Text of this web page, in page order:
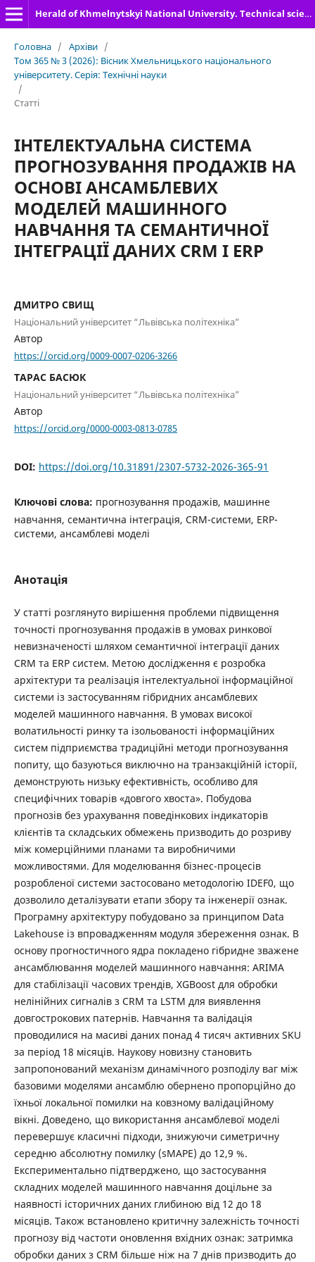
Herald of Khmelnytskyi National University. Technical sciences
Головна / Архіви /
Том 365 № 3 (2026): Вісник Хмельницького національного
університету. Серія: Технічні науки
/
Статті
ІНТЕЛЕКТУАЛЬНА СИСТЕМА
ПРОГНОЗУВАННЯ ПРОДАЖІВ НА
ОСНОВІ АНСАМБЛЕВИХ
МОДЕЛЕЙ МАШИННОГО
НАВЧАННЯ ТА СЕМАНТИЧНОЇ
ІНТЕГРАЦІЇ ДАНИХ CRM І ERP
ДМИТРО СВИЩ
Національний університет “Львівська політехніка”
Автор
https://orcid.org/0009-0007-0206-3266
ТАРАС БАСЮК
Національний університет “Львівська політехніка”
Автор
https://orcid.org/0000-0003-0813-0785
DOI: https://doi.org/10.31891/2307-5732-2026-365-91
Ключові слова: прогнозування продажів, машинне
навчання, семантична інтеграція, CRM-системи, ERP-
системи, ансамблеві моделі
Анотація
У статті розглянуто вирішення проблеми підвищення
точності прогнозування продажів в умовах ринкової
невизначеності шляхом семантичної інтеграції даних
CRM та ERP систем. Метою дослідження є розробка
архітектури та реалізація інтелектуальної інформаційної
системи із застосуванням гібридних ансамблевих
моделей машинного навчання. В умовах високої
волатильності ринку та ізольованості інформаційних
систем підприємства традиційні методи прогнозування
попиту, що базуються виключно на транзакційній історії,
демонструють низьку ефективність, особливо для
специфічних товарів «довгого хвоста». Побудова
прогнозів без урахування поведінкових індикаторів
клієнтів та складських обмежень призводить до розриву
між комерційними планами та виробничими
можливостями. Для моделювання бізнес-процесів
розробленої системи застосовано методологію IDEF0, що
дозволило деталізувати етапи збору та інженерії ознак.
Програмну архітектуру побудовано за принципом Data
Lakehouse із впровадженням модуля збереження ознак. В
основу прогностичного ядра покладено гібридне зважене
ансамблювання моделей машинного навчання: ARIMA
для стабілізації часових трендів, XGBoost для обробки
нелінійних сигналів з CRM та LSTM для виявлення
довгострокових патернів. Навчання та валідація
проводилися на масиві даних понад 4 тисяч активних SKU
за період 18 місяців. Наукову новизну становить
запропонований механізм динамічного розподілу ваг між
базовими моделями ансамблю обернено пропорційно до
їхньої локальної помилки на ковзному валідаційному
вікні. Доведено, що використання ансамблевої моделі
перевершує класичні підходи, знижуючи симетричну
середню абсолютну помилку (sMAPE) до 12,9 %.
Експериментально підтверджено, що застосування
складних моделей машинного навчання доцільне за
наявності історичних даних глибиною від 12 до 18
місяців. Також встановлено критичну залежність точності
прогнозу від частоти оновлення вхідних ознак: затримка
обробки даних з CRM більше ніж на 7 днів призводить до